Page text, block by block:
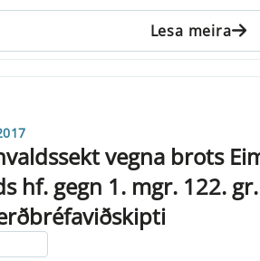
Lesa meira
vegna brots
hf. gegn 1. mgr. 122.